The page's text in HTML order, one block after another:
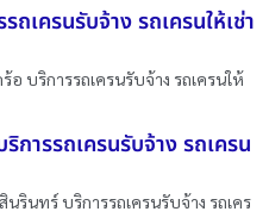
เครนรับจ้าง รถเครนให้เช่า
อ บริการรถเครนรับจ้าง รถเครนให้
การรถเครนรับจ้าง รถเครน
นรินทร์ บริการรถเครนรับจ้าง รถเคร